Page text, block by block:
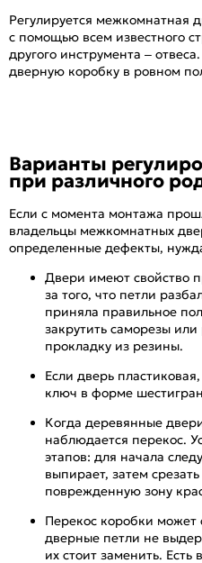
Регулируется межкомнатная
с помощью всем известного
другого инструмента –
дверную коробку в ровном
Варианты
при различного
Если с момента монтажа
владельцы межкомнатных
определенные дефекты,
Двери имеют свойство
за того, что петли
приняла правильное
закрутить саморезы
прокладку из резины.
Если дверь
ключ в форме
Когда деревянные
наблюдается перекос.
этапов: для начала
выпирает, затем
поврежденную зону
Перекос коробки может
дверные петли не
их стоит заменить. Есть